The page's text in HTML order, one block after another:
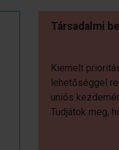
Társadalmi
Kiemelt
lehetőséggel
uniós
Tudjátok meg,